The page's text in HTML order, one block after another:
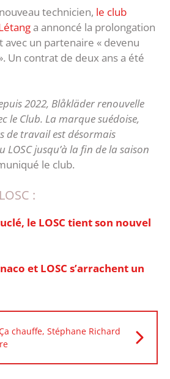
technicien, le club
a annoncé la prolongation
avec un partenaire « devenu
Un contrat de deux ans a été
2022, Blåkläder renouvelle
le Club. La marque suédoise,
de travail est désormais
jusqu’à la fin de la saison
le club.
:
le LOSC tient son nouvel
et LOSC s’arrachent un
chauffe, Stéphane Richard